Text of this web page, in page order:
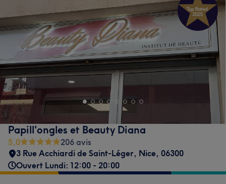
Papill'ongles et Beauty Diana
5,0
206 avis
3 Rue Acchiardi de Saint-Léger, Nice, 06300
Ouvert Lundi: 12:00 - 20:00